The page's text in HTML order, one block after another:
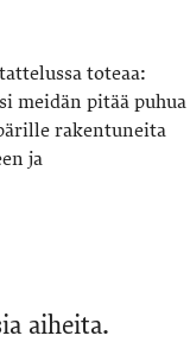
toteaa:
meidän pitää puhua
rakentuneita
ja
aiheita.